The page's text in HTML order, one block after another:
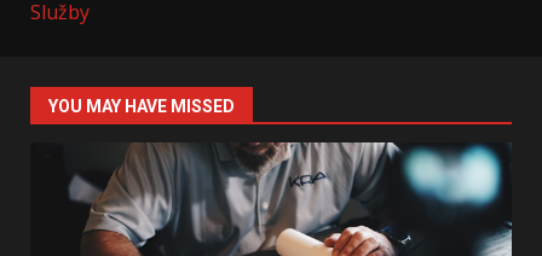
Služby
YOU MAY HAVE MISSED